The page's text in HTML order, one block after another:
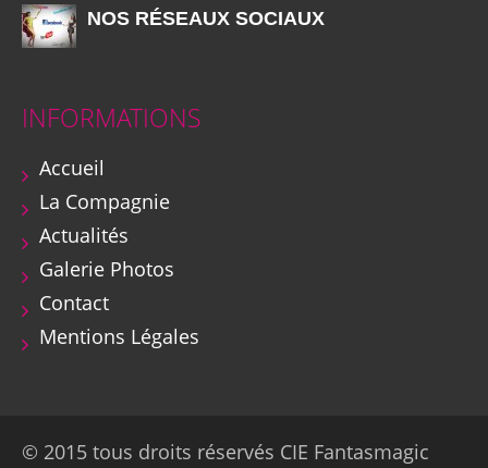
NOS RÉSEAUX SOCIAUX
INFORMATIONS
Accueil
La Compagnie
Actualités
Galerie Photos
Contact
Mentions Légales
© 2015 tous droits réservés CIE Fantasmagic